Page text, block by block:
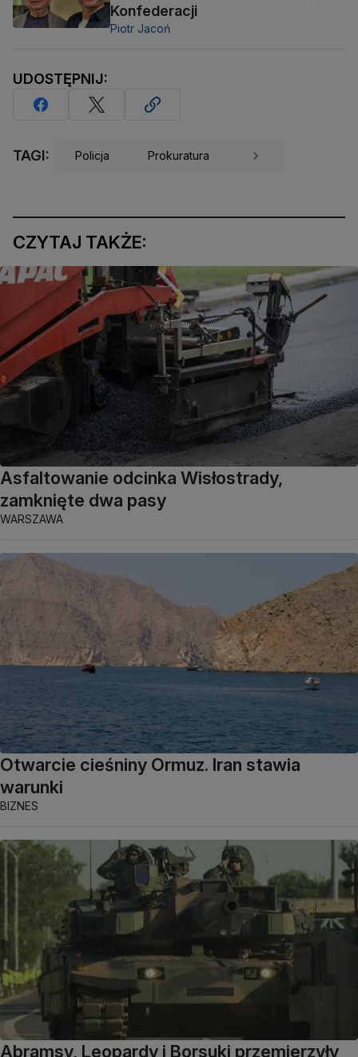
Konfederacji
Piotr Jacoń
UDOSTĘPNIJ:
TAGI: Policja Prokuratura
CZYTAJ TAKŻE:
Asfaltowanie odcinka Wisłostrady,
zamknięte dwa pasy
WARSZAWA
Otwarcie cieśniny Ormuz. Iran stawia
warunki
BIZNES
Abramsy, Leopardy i Borsuki przemierzyły